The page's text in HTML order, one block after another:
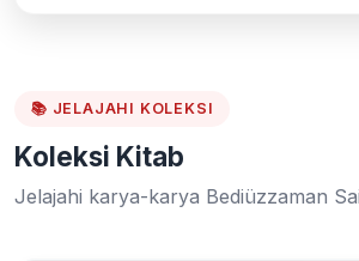
📚 JELAJAHI KOLEKSI
Koleksi Kitab
Jelajahi karya-karya Bediüzzaman